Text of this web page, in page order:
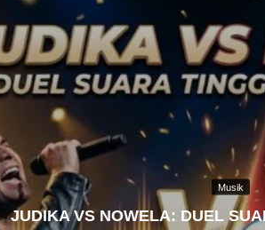
Musik
JUDIKA VS NOWELA: DUEL